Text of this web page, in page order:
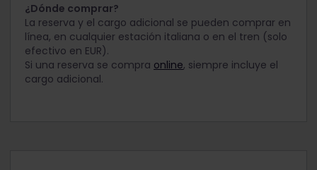
¿Dónde comprar?
La reserva y el cargo adicional se pueden comprar en
línea, en cualquier estación italiana o en el tren (solo
efectivo en EUR).
Si una reserva se compra online, siempre incluye el
cargo adicional.